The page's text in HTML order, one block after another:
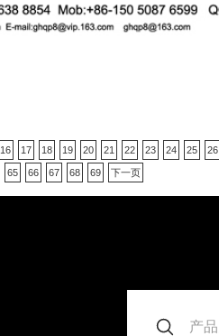
16 17 18 19 20 21 22 23 24 25 26
65 66 67 68 69 下一页